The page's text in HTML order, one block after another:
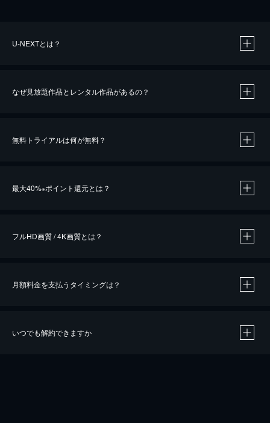
U-NEXTとは？
なぜ見放題作品とレンタル作品があるの？
無料トライアルは何が無料？
最大40%※ポイント還元とは？
※40％ポイント還元の対象は、クレジットカード決済による作品の購入 / レンタルです。
フルHD画質 / 4K画質とは？
月額料金を支払うタイミングは？
いつでも解約できますか